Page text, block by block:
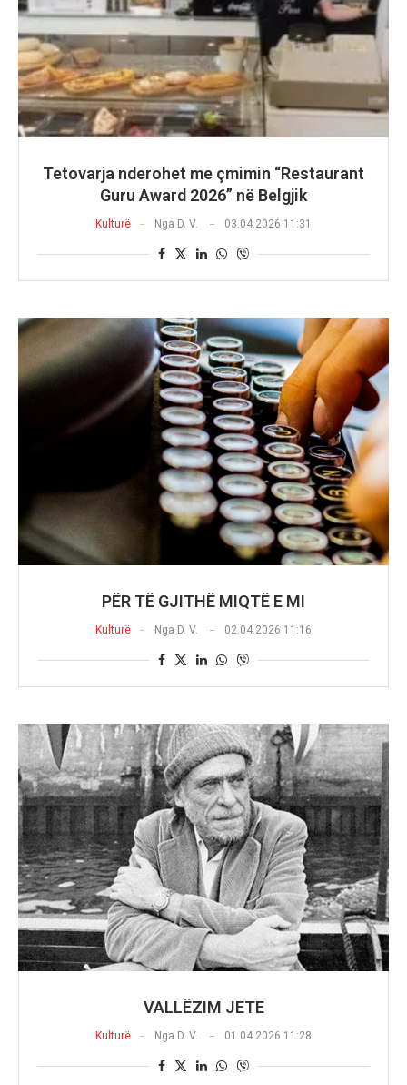
Tetovarja nderohet me çmimin “Restaurant
Guru Award 2026” në Belgjik
Kulturë Nga D. V. 03.04.2026 11:31
PËR TË GJITHË MIQTË E MI
Kulturë Nga D. V. 02.04.2026 11:16
VALLËZIM JETE
Kulturë Nga D. V. 01.04.2026 11:28